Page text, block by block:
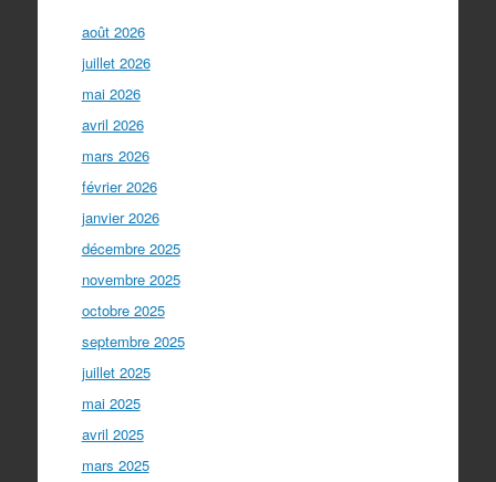
août 2026
juillet 2026
mai 2026
avril 2026
mars 2026
février 2026
janvier 2026
décembre 2025
novembre 2025
octobre 2025
septembre 2025
juillet 2025
mai 2025
avril 2025
mars 2025